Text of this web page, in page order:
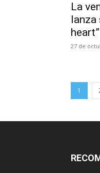
La
lanza
heart”
27 de
1